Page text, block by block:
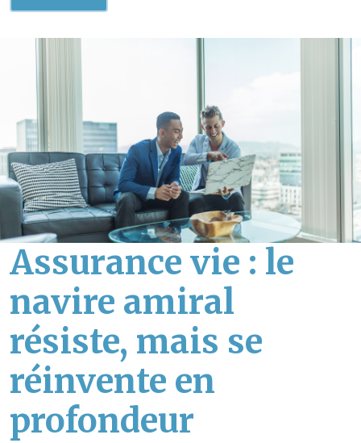
Assurance vie : le
navire amiral
résiste, mais se
réinvente en
profondeur